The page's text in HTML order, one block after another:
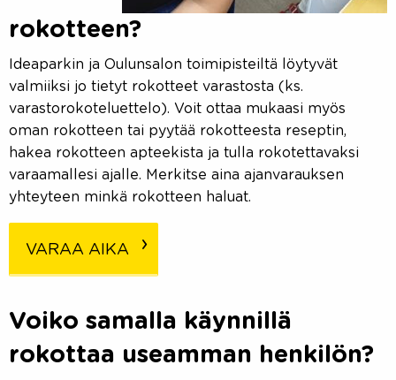
rokotteen?
Ideaparkin ja Oulunsalon toimipisteiltä löytyvät
valmiiksi jo tietyt rokotteet varastosta (ks.
varastorokoteluettelo). Voit ottaa mukaasi myös
oman rokotteen tai pyytää rokotteesta reseptin,
hakea rokotteen apteekista ja tulla rokotettavaksi
varaamallesi ajalle. Merkitse aina ajanvarauksen
yhteyteen minkä rokotteen haluat.
VARAA AIKA
Voiko samalla käynnillä
rokottaa useamman henkilön?